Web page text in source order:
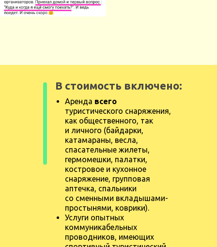
Аренда всего
туристического снаряжения,
как общественного, так
и личного (байдарки,
катамараны, весла,
спасательные жилеты,
гермомешки, палатки,
костровое и кухонное
снаряжение, групповая
аптечка, спальники
со сменными вкладышами-
простынями, коврики).
Услуги опытных
коммуникабельных
проводников, имеющих
В стоимость включено: